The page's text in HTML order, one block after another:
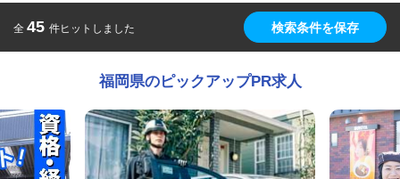
全 45 件ヒットしました 検索条件を保存
福岡県のピックアップPR求人